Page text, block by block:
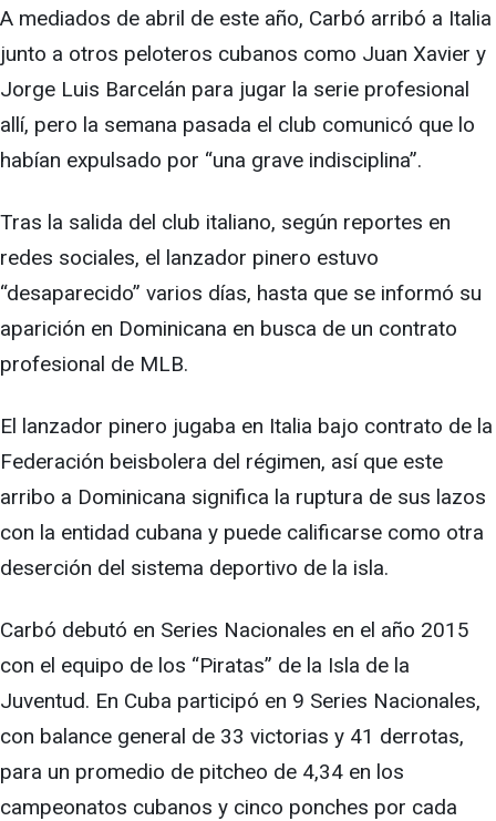
A mediados de abril de este año, Carbó arribó a Italia
junto a otros peloteros cubanos como Juan Xavier y
Jorge Luis Barcelán para jugar la serie profesional
allí, pero la semana pasada el club comunicó que lo
habían expulsado por “una grave indisciplina”.
Tras la salida del club italiano, según reportes en
redes sociales, el lanzador pinero estuvo
“desaparecido” varios días, hasta que se informó su
aparición en Dominicana en busca de un contrato
profesional de MLB.
El lanzador pinero jugaba en Italia bajo contrato de la
Federación beisbolera del régimen, así que este
arribo a Dominicana significa la ruptura de sus lazos
con la entidad cubana y puede calificarse como otra
deserción del sistema deportivo de la isla.
Carbó debutó en Series Nacionales en el año 2015
con el equipo de los “Piratas” de la Isla de la
Juventud. En Cuba participó en 9 Series Nacionales,
con balance general de 33 victorias y 41 derrotas,
para un promedio de pitcheo de 4,34 en los
campeonatos cubanos y cinco ponches por cada